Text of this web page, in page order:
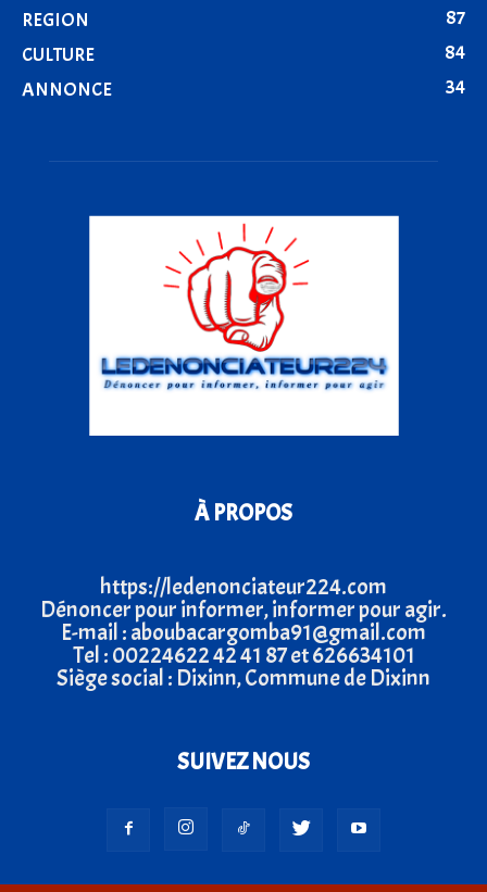
REGION
87
CULTURE
84
ANNONCE
34
À PROPOS
https://ledenonciateur224.com
Dénoncer pour informer, informer pour agir.
E-mail : aboubacargomba91@gmail.com
Tel : 00224622 42 41 87 et 626634101
Siège social : Dixinn, Commune de Dixinn
SUIVEZ NOUS